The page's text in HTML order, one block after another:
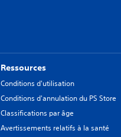
Ressources
Conditions d'utilisation
Conditions d'annulation du PS Store
Classifications par âge
Avertissements relatifs à la santé